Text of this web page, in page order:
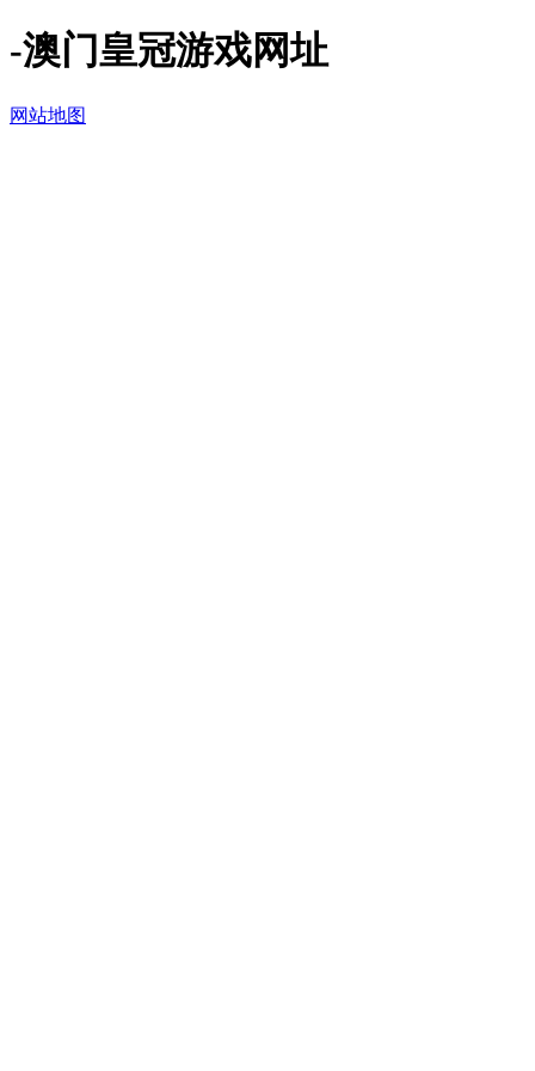
-澳门皇冠游戏网址
网站地图